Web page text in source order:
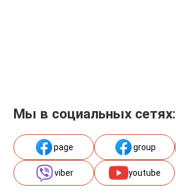
Мы в социальных сетях:
page group
viber youtube